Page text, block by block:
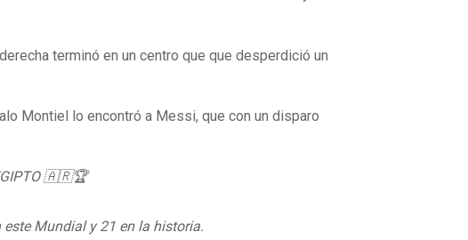
terminó en un centro que que desperdició un
Montiel lo encontró a Messi, que con un disparo
🇦🇷🏆
Mundial y 21 en la historia.